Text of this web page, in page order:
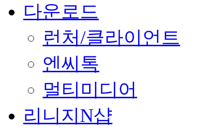
다운로드
런처/클라이언트
엔씨톡
멀티미디어
리니지N샵